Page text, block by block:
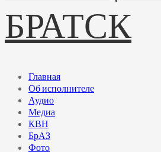
Главная
Об исполнителе
Аудио
Медиа
КВН
БрАЗ
Фото